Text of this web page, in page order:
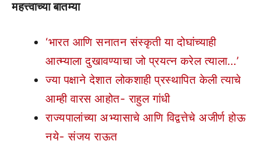
महत्त्वाच्या बातम्या
‘भारत आणि सनातन संस्कृती या दोघांच्याही
आत्म्याला दुखावण्याचा जो प्रयत्न करेल त्याला…’
ज्या पक्षाने देशात लोकशाही प्रस्थापित केली त्याचे
आम्ही वारस आहोत- राहुल गांधी
राज्यपालांच्या अभ्यासाचे आणि विद्वत्तेचे अजीर्ण होऊ
नये- संजय राऊत